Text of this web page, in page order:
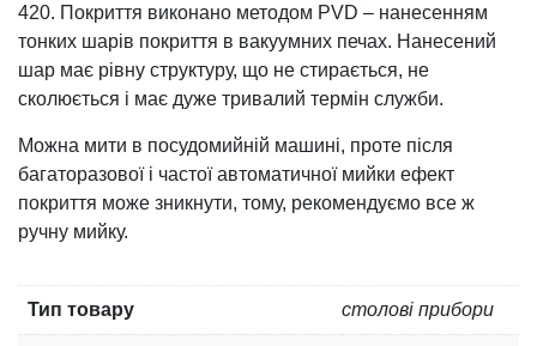
420. Покриття виконано методом PVD – нанесенням
тонких шарів покриття в вакуумних печах. Нанесений
шар має рівну структуру, що не стирається, не
сколюється і має дуже тривалий термін служби.
Можна мити в посудомийній машині, проте після
багаторазової і частої автоматичної мийки ефект
покриття може зникнути, тому, рекомендуємо все ж
ручну мийку.
Тип товару столові прибори